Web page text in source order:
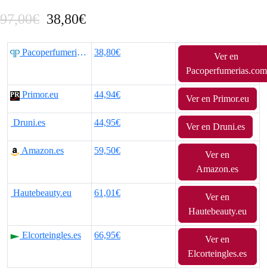
97,00€ E
l
r
e
i
o
r
g
38,80€E
l
r
e
c
u
Pacoperfumerias.com 38,80€
Ver en
Pacoperfumerias.com
Primor.eu 44,94€ Ver en Primor.eu
Druni.es 44,95€ Ver en Druni.es
Amazon.es 59,50€
Ver en
Amazon.es
Hautebeauty.eu 61,01€
Ver en
Hautebeauty.eu
Elcorteingles.es 66,95€
Ver en
Elcorteingles.es